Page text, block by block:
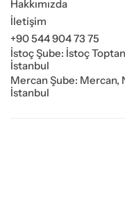
Hakkımızda
İletişim
+90 544 904 73 75
İstoç Şube: İstoç
İstanbul
Mercan Şube: Mercan,
İstanbul